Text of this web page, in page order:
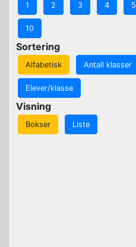
1 2 3 4 5
10
Sortering
Alfabetisk Antall klasser
Elever/klasse
Visning
Bokser Liste